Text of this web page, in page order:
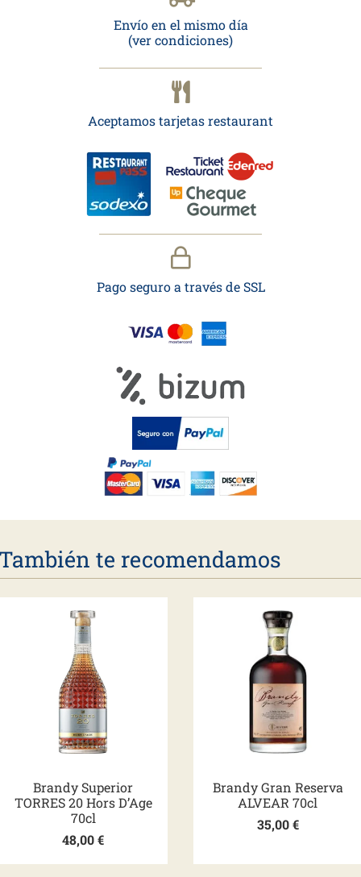
Envío en el mismo día
(ver condiciones)
Aceptamos tarjetas restaurant
Pago seguro a través de SSL
te recomendamos
Brandy Superior
TORRES 20 Hors D’Age
70cl
48,00€
Brandy Gran Reserva
ALVEAR 70cl
35,00€